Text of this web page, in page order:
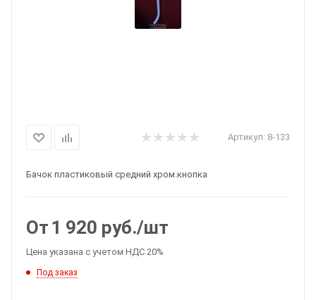
Артикул: 8-133
Бачок пластиковый средний хром.кнопка
От 1 920 руб./шт
Цена указана с учетом НДС 20%
Под заказ